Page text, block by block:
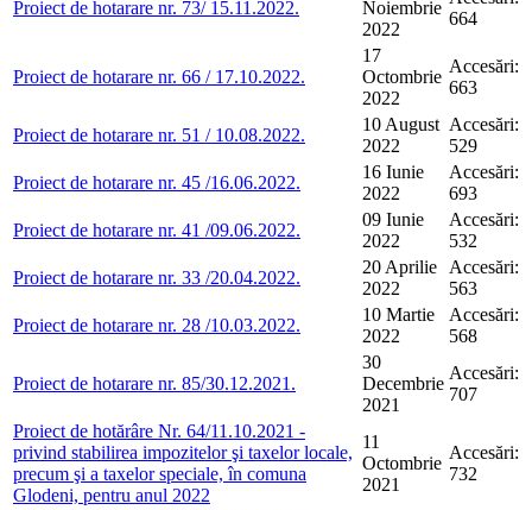
Proiect de hotarare nr. 73/ 15.11.2022.
Noiembrie
2022
664
Proiect de hotarare nr. 66 / 17.10.2022.
17
Octombrie
2022
Accesări:
663
Proiect de hotarare nr. 51 / 10.08.2022.
10 August
2022
Accesări:
529
Proiect de hotarare nr. 45 /16.06.2022.
16 Iunie
2022
Accesări:
693
Proiect de hotarare nr. 41 /09.06.2022.
09 Iunie
2022
Accesări:
532
Proiect de hotarare nr. 33 /20.04.2022.
20 Aprilie
2022
Accesări:
563
Proiect de hotarare nr. 28 /10.03.2022.
10 Martie
2022
Accesări:
568
Proiect de hotarare nr. 85/30.12.2021.
30
Decembrie
2021
Accesări:
707
Proiect de hotărâre Nr. 64/11.10.2021 -
privind stabilirea impozitelor şi taxelor locale,
precum şi a taxelor speciale, în comuna
Glodeni, pentru anul 2022
11
Octombrie
2021
Accesări:
732